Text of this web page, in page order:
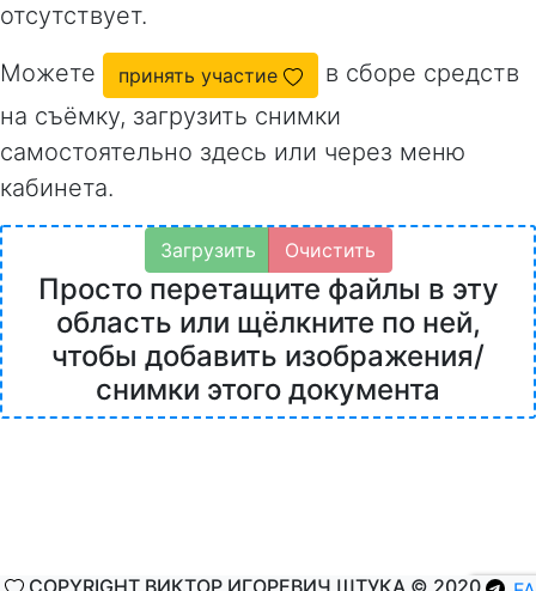
отсутствует.
Можете принять участие
в сборе средств
на съёмку, загрузить снимки
самостоятельно здесь или через меню
кабинета.
Загрузить Очистить
Просто перетащите файлы в эту
область или щёлкните по ней,
чтобы добавить изображения/
снимки этого документа
COPYRIGHT ВИКТОР ИГОРЕВИЧ ШТУКА © 2020